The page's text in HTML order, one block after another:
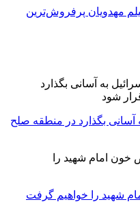
مهدویان پرفروش‌ترین
آسانی بگذارد در منطقه صلح
شهید را خواهیم گرفت